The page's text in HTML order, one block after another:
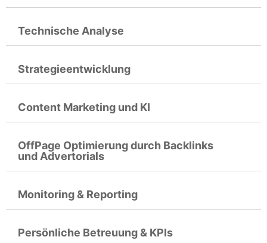
Technische Analyse
Strategieentwicklung
Content Marketing und KI
OffPage Optimierung durch Backlinks
und Advertorials
Monitoring & Reporting
Persönliche Betreuung & KPIs